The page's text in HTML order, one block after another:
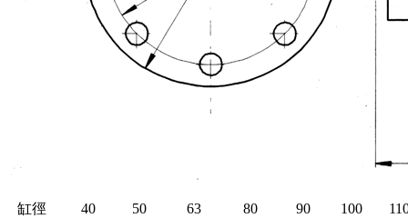
缸徑 40 50 63 80 90 100